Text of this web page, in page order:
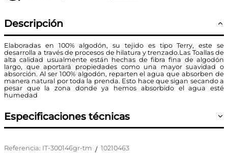
Descripción
Elaboradas en 100% algodón, su tejido es tipo Terry, este se
desarrolla a través de procesos de hilatura y trenzado.Las Toallas de
alta calidad usualmente están hechas de fibra fina de algodón
largo, que aportará propiedades como una mayor suavidad o
absorción. Al ser 100% algodón, reparten el agua que absorben de
manera natural por toda la prenda. Esto hace que sigan secando a
pesar que la zona donde ya hemos absorbido el agua esté
humedad
Especificaciones técnicas
Referencia: IT-300146gr-tm / 10210463